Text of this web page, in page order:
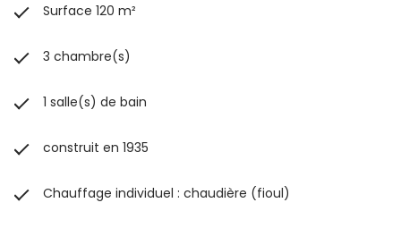
Surface 120 m²
3 chambre(s)
1 salle(s) de bain
construit en 1935
Chauffage individuel : chaudière (fioul)